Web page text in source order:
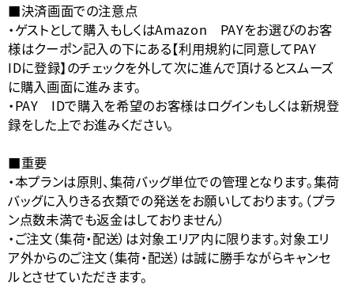
■決済画面での注意点
・ゲストとして購入もしくはAmazon PAYをお選びのお客
様はクーポン記入の下にある【利用規約に同意してPAY
IDに登録】のチェックを外して次に進んで頂けるとスムーズ
に購入画面に進みます。
・PAY IDで購入を希望のお客様はログインもしくは新規登
録をした上でお進みください。
■重要
・本プランは原則、集荷バッグ単位での管理となります。集荷
バッグに入りきる衣類での発送をお願いしております。（プラ
ン点数未満でも返金はしておりません）
・ご注文（集荷・配送）は対象エリア内に限ります。対象エリ
ア外からのご注文（集荷・配送）は誠に勝手ながらキャンセ
ルとさせていただきます。